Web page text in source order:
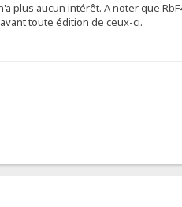
plus aucun intérêt. A noter que
toute édition de ceux-ci.